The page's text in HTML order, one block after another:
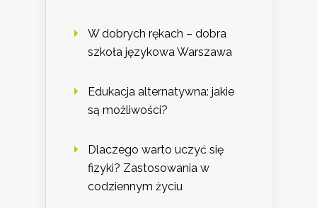
W dobrych rękach – dobra
szkoła językowa Warszawa
Edukacja alternatywna: jakie
są możliwości?
Dlaczego warto uczyć się
fizyki? Zastosowania w
codziennym życiu